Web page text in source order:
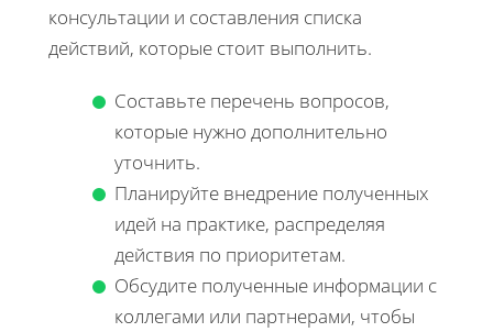
консультации и составления списка
действий, которые стоит выполнить.
Составьте перечень вопросов,
которые нужно дополнительно
уточнить.
Планируйте внедрение полученных
идей на практике, распределяя
действия по приоритетам.
Обсудите полученные информации с
коллегами или партнерами, чтобы